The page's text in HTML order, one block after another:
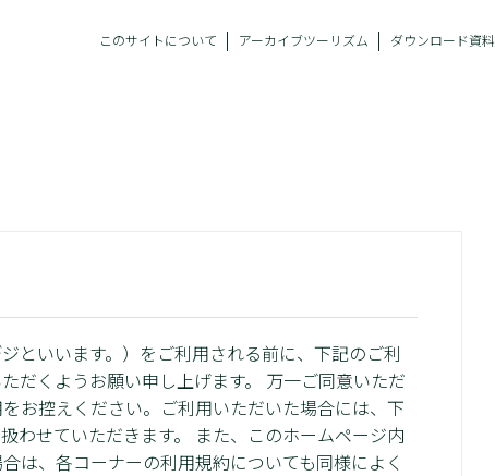
このサイトについて アーカイブツーリズム ダウンロード資料
といいます。）をご利用される前に、下記のご利
だくようお願い申し上げます。 万一ご同意いただ
お控えください。ご利用いただいた場合には、下
わせていただきます。 また、このホームページ内
は、各コーナーの利用規約についても同様によく